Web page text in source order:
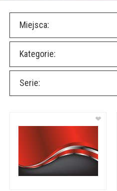
Miejsca:
Kategorie:
Serie:
❤